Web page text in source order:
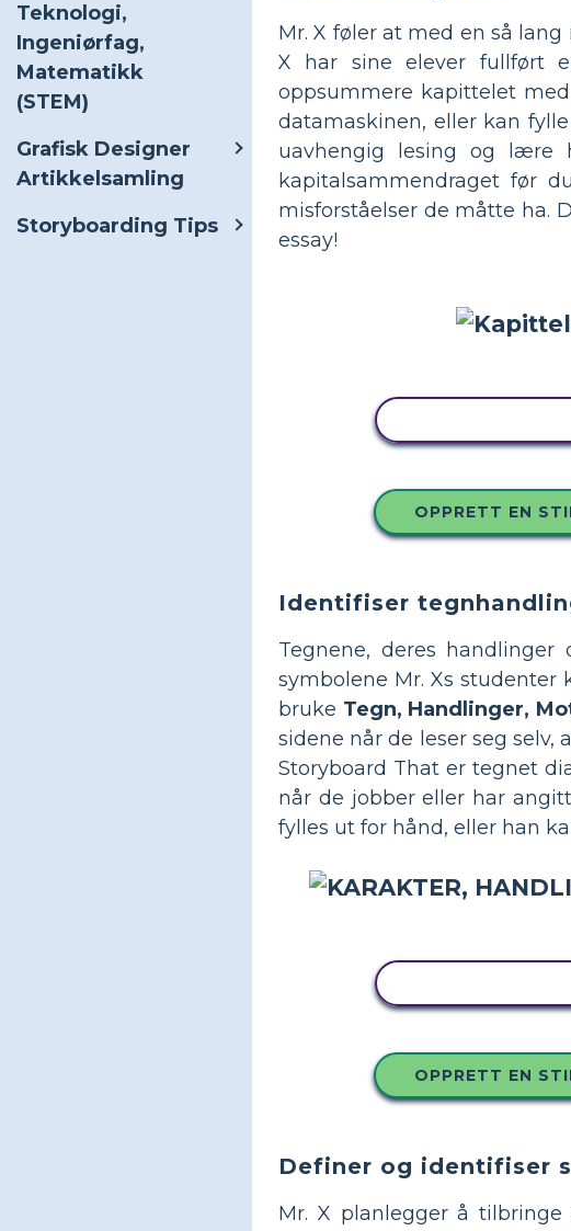
Teknologi,
Ingeniørfag,
Matematikk
(STEM)
Grafisk Designer
Artikkelsamling
Storyboarding Tips
Mr. X føler at med en så
X har sine elever fullført
oppsummere kapittelet
datamaskinen, eller kan
uavhengig lesing og lære
kapitalsammendraget før
misforståelser de måtte ha.
essay!
OPPRETT EN
Identifiser
Tegnene, deres
symbolene Mr. Xs
bruke Tegn, Handlinger,
sidene når de leser seg
Storyboard That er tegnet
når de jobber eller har
fylles ut for hånd, eller han
OPPRETT EN
Definer og identifiser
Mr. X planlegger å